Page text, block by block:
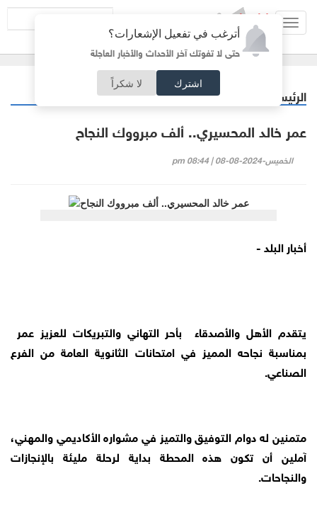
أترغب في تفعيل الإشعارات؟
حتى لا تفوتك آخر الأحداث والأخبار العاجلة
اشترك لا شكراً
الرئيسية مناسبات
عمر خالد المحسيري.. ألف مبرووك النجاح
الخميس-2024-08-08 | 08:44 pm
أخبار البلد -
يتقدم الأهل والأصدقاء بأحر التهاني والتبريكات للعزيز عمر
بمناسبة نجاحه المميز في امتحانات الثانوية العامة من الفرع
الصناعي.
متمنين له دوام التوفيق والتميز في مشواره الأكاديمي والمهني،
آملين أن تكون هذه المحطة بداية لرحلة مليئة بالإنجازات
والنجاحات.